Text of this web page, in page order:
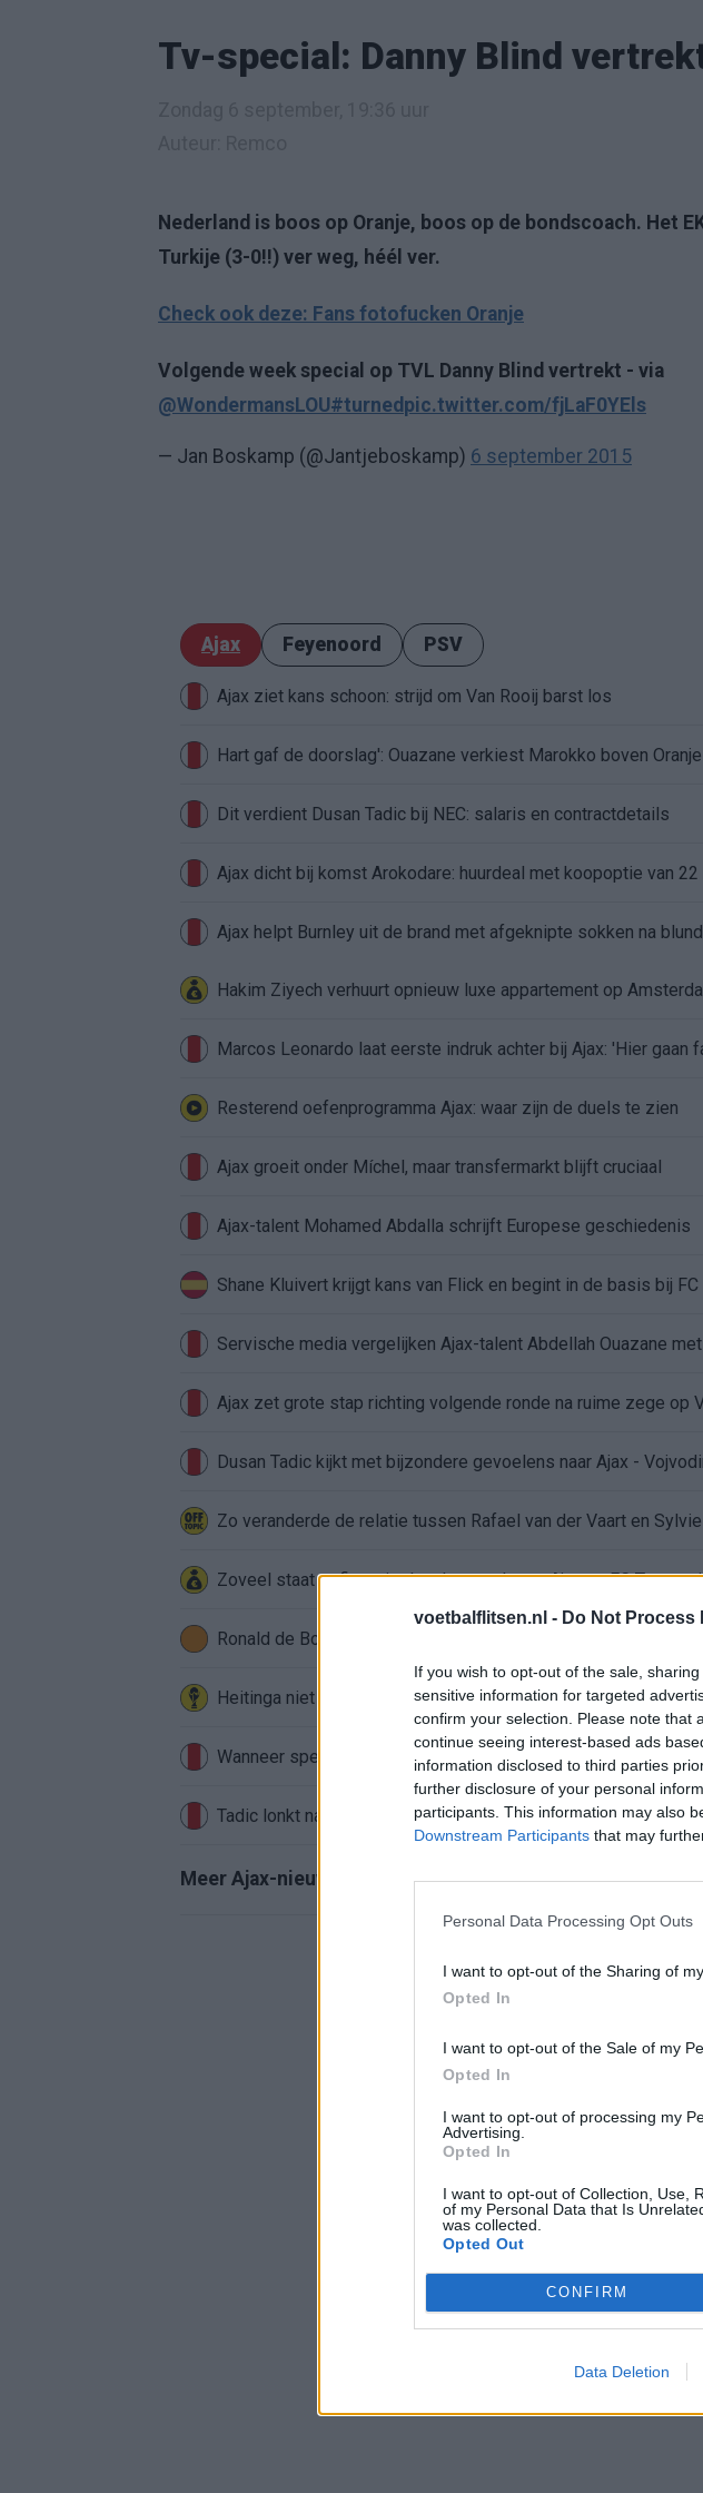
voetbalflitsen.nl - Do Not Process
If you wish to opt-out of the sale,
sensitive information for targeted
confirm your selection. Please note that
continue seeing interest-based ads
information disclosed to third parties
further disclosure of your personal
participants. This information may also
Downstream Participants that may
Personal Data Processing Opt Outs
I want to opt-out of the Sharing of
Opted In
I want to opt-out of the Sale of my
Opted In
I want to opt-out of processing my
Advertising.
Opted In
I want to opt-out of Collection, Use,
of my Personal Data that Is
was collected.
Opted Out
CONFIRM
Data Deletion
Tv-special: Danny Blind
Nederland is boos op Oranje, boos op de bondscoach. Het
Turkije (3-0!!) ver weg, héél ver.
Check ook deze: Fans fotofucken Oranje
Volgende week special op TVL Danny Blind vertrekt - via
@WondermansLOU#turned pic.twitter.com/fjLaF0YEls
— Jan Boskamp (@Jantjeboskamp) 6 september 2015
Ajax Feyenoord PSV
Ajax ziet kans schoon: strijd om Van Rooij barst los
Hart gaf de doorslag': Ouazane verkiest Marokko boven Oranje
Dit verdient Dusan Tadic bij NEC: salaris en contractdetails
Ajax dicht bij komst Arokodare: huurdeal met koopoptie van 22
Ajax helpt Burnley uit de brand met afgeknipte sokken na
Hakim Ziyech verhuurt opnieuw luxe appartement op
Marcos Leonardo laat eerste indruk achter bij Ajax: 'Hier gaan
Resterend oefenprogramma Ajax: waar zijn de duels te zien
Ajax groeit onder Míchel, maar transfermarkt blijft cruciaal
Ajax-talent Mohamed Abdalla schrijft Europese geschiedenis
Shane Kluivert krijgt kans van Flick en begint in de basis bij FC
Servische media vergelijken Ajax-talent Abdellah Ouazane
Ajax zet grote stap richting volgende ronde na ruime zege op
Dusan Tadic kijkt met bijzondere gevoelens naar Ajax -
Zo veranderde de relatie tussen Rafael van der Vaart en
Zoveel staat er financieel op het spel voor Ajax en FC Twente
Ronald de Boer noemt Reiziger als bondscoach: "Kampioen
Heitinga niet langer alleen: Argentijn schrijft geschiedenis met
Wanneer speelt Ajax in de Conference League? Dit zijn de
Tadic lonkt naar verrassende Eredivisie-terugkeer: NEC
Meer Ajax-nieuws